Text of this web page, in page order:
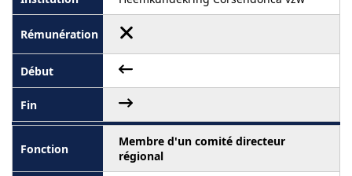
Membre d'un comité directeur
régional